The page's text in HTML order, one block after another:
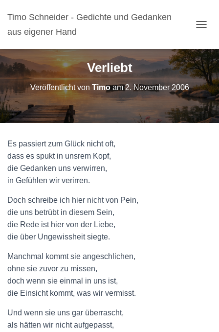
Timo Schneider - Gedichte und Gedanken
aus eigener Hand
V
I
G
A
T
I
O
N
U
Verliebt
Veröffentlicht von Timoam2. November 2006
Es passiert zum Glück nicht oft,
dass es spukt in unsrem Kopf,
die Gedanken uns verwirren,
in Gefühlen wir verirren.
Doch schreibe ich hier nicht von Pein,
die uns betrübt in diesem Sein,
die Rede ist hier von der Liebe,
die über Ungewissheit siegte.
Manchmal kommt sie angeschlichen,
ohne sie zuvor zu missen,
doch wenn sie einmal in uns ist,
die Einsicht kommt, was wir vermisst.
Und wenn sie uns gar überrascht,
als hätten wir nicht aufgepasst,